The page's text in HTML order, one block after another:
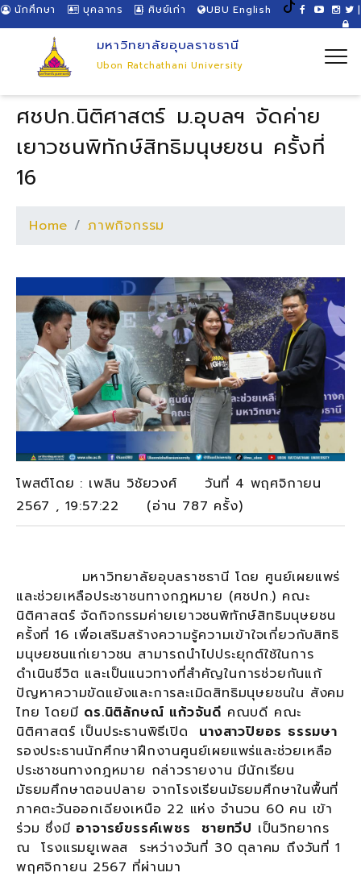
นักศึกษา บุคลากร ศิษย์เก่า UBU English |
มหาวิทยาลัยอุบลราชธานี
Ubon Ratchathani University
ศชปก.นิติศาสตร์ ม.อุบลฯ จัดค่าย
เยาวชนพิทักษ์สิทธิมนุษยชน ครั้งที่
16
Home ภาพกิจกรรม
โพสต์โดย : เพลิน วิชัยวงศ์ วันที่ 4 พฤศจิกายน
2567 , 19:57:22 (อ่าน 787 ครั้ง)
มหาวิทยาลัยอุบลราชธานี โดย ศูนย์เผยแพร่
และช่วยเหลือประชาชนทางกฎหมาย (ศชปก.) คณะ
นิติศาสตร์ จัดกิจกรรมค่ายเยาวชนพิทักษ์สิทธิมนุษยชน
ครั้งที่ 16 เพื่อเสริมสร้างความรู้ความเข้าใจเกี่ยวกับสิทธิ
มนุษยชนแก่เยาวชน สามารถนำไปประยุกต์ใช้ในการ
ดำเนินชีวิต และเป็นแนวทางที่สำคัญในการช่วยกันแก้
ปัญหาความขัดแย้งและการละเมิดสิทธิมนุษยชนใน สังคม
ไทย โดยมี ดร.นิติลักษณ์ แก้วจันดี คณบดี คณะ
นิติศาสตร์ เป็นประธานพิธีเปิด นางสาวปิยอร ธรรมษา
รองประธานนักศึกษาฝึกงานศูนย์เผยแพร่และช่วยเหลือ
ประชาชนทางกฎหมาย กล่าวรายงาน มีนักเรียน
มัธยมศึกษาตอนปลาย จากโรงเรียนมัธยมศึกษาในพื้นที่
ภาคตะวันออกเฉียงเหนือ 22 แห่ง จำนวน 60 คน เข้า
ร่วม ซึ่งมี อาจารย์ขรรค์เพชร ชายทวีป เป็นวิทยากร
ณ โรงแรมยูเพลส ระหว่างวันที่ 30 ตุลาคม ถึงวันที่ 1
พฤศจิกายน 2567 ที่ผ่านมา